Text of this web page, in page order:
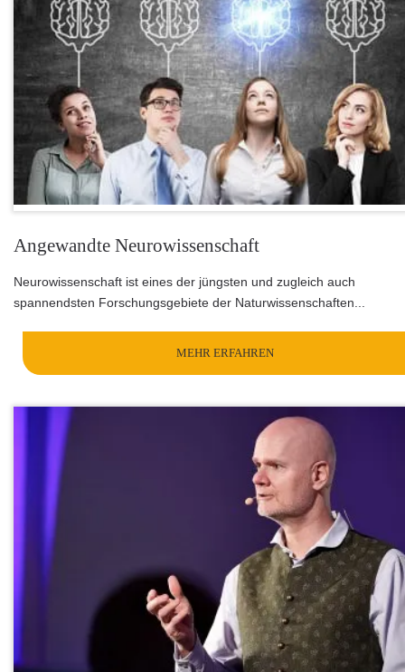
Angewandte Neurowissenschaft
Neurowissenschaft ist eines der jüngsten und zugleich auch
spannendsten Forschungsgebiete der Naturwissenschaften...
MEHR ERFAHREN